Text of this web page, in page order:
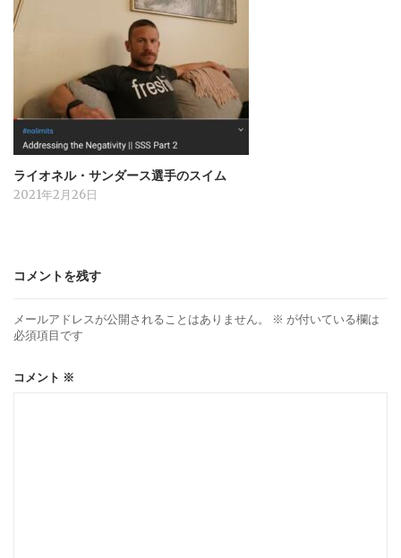
ライオネル・サンダース選手のスイム
2021年2月26日
コメントを残す
メールアドレスが公開されることはありません。 ※ が付いている欄は
必須項目です
コメント ※